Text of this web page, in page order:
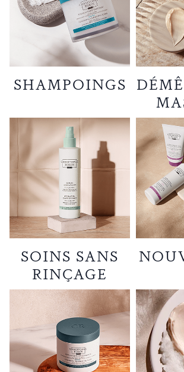
SHAMPOINGS
SOINS SANS
RINÇAGE